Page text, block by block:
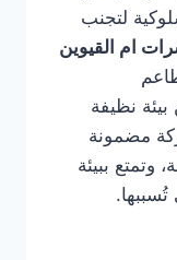
لتجنب
ام القيوين
نظيفة
مضمونة
وتمتع ببيئة